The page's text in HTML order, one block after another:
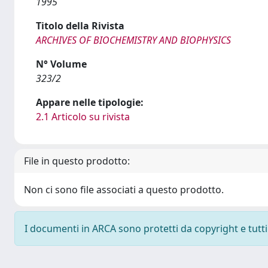
Titolo della Rivista
ARCHIVES OF BIOCHEMISTRY AND BIOPHYSICS
N° Volume
323/2
Appare nelle tipologie:
2.1 Articolo su rivista
File in questo prodotto:
Non ci sono file associati a questo prodotto.
I documenti in ARCA sono protetti da copyright e